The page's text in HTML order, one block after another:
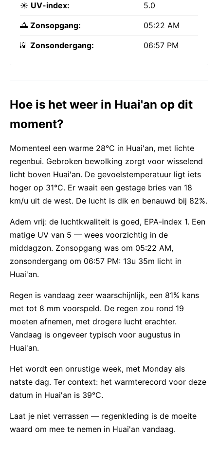
☀️ UV-index: 5.0
🌅 Zonsopgang: 05:22 AM
🌇 Zonsondergang: 06:57 PM
Hoe is het weer in Huai'an op dit
moment?
Momenteel een warme 28°C in Huai'an, met lichte
regenbui. Gebroken bewolking zorgt voor wisselend
licht boven Huai'an. De gevoelstemperatuur ligt iets
hoger op 31°C. Er waait een gestage bries van 18
km/u uit de west. De lucht is dik en benauwd bij 82%.
Adem vrij: de luchtkwaliteit is goed, EPA-index 1. Een
matige UV van 5 — wees voorzichtig in de
middagzon. Zonsopgang was om 05:22 AM,
zonsondergang om 06:57 PM: 13u 35m licht in
Huai'an.
Regen is vandaag zeer waarschijnlijk, een 81% kans
met tot 8 mm voorspeld. De regen zou rond 19
moeten afnemen, met drogere lucht erachter.
Vandaag is ongeveer typisch voor augustus in
Huai'an.
Het wordt een onrustige week, met Monday als
natste dag. Ter context: het warmterecord voor deze
datum in Huai'an is 39°C.
Laat je niet verrassen — regenkleding is de moeite
waard om mee te nemen in Huai'an vandaag.